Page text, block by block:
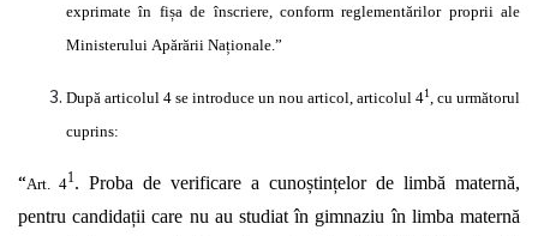
exprimateîn fișadeînscriere, conformreglementărilor proprii ale
Ministerului Apărării Naționale.”
După articolul 4 se introduce un nou articol, articolul 41 , cu următorul
cuprins:
“Art. 41. Proba de verificare a cunoștințelor de limbă maternă,
pentrucandidațiicare nu au studiatîn gimnaziuîn limbamaternă